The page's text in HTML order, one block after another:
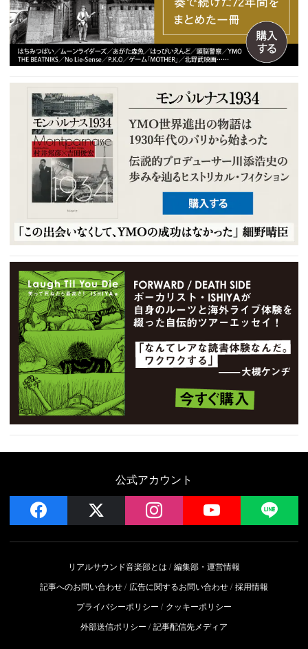
公式アカウント
facebook instagram YouTube
リアルサウンド音楽部とは
編集部・運営情報
記事へのお問い合わせ
広告に関するお問い合わせ 採用情報
プライバシーポリシー
クッキーポリシー
外部送信ポリシー
記事配信先メディア